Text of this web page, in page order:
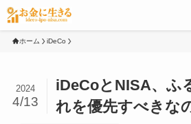
ホーム iDeCo
iDeCoとNISA、ふ
れを優先すべきな
2024
4/13